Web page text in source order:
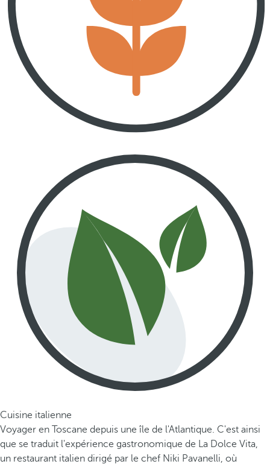
Cuisine italienne
Voyager en Toscane depuis une île de l'Atlantique. C'est ainsi
que se traduit l'expérience gastronomique de La Dolce Vita,
un restaurant italien dirigé par le chef Niki Pavanelli, où